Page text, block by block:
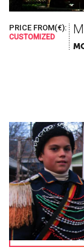
Il
Esplora i
Ways Travel
PRICE FROM(€):
CUSTOMIZED